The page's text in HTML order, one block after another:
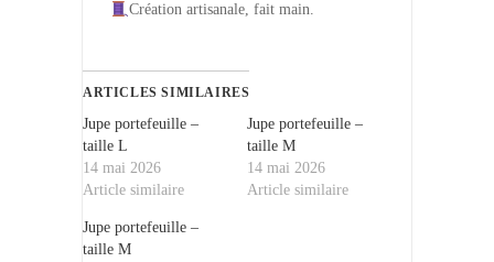
Création artisanale, fait main.
ARTICLES SIMILAIRES
Jupe portefeuille –
taille L
14 mai 2026
Article similaire
Jupe portefeuille –
taille M
14 mai 2026
Article similaire
Jupe portefeuille –
taille M